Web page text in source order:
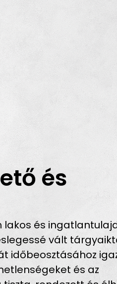
és
lakos és
vált
időbeosztásához
és az